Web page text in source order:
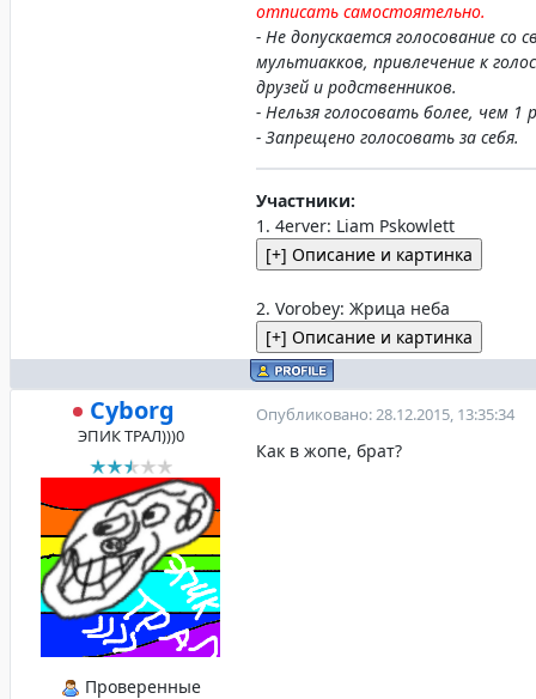
отписать самостоятельно.
- Не допускается голосование со
мультиакков, привлечение к
друзей и родственников.
- Нельзя голосовать более, чем 1
- Запрещено голосовать за себя.
Участники:
1. 4erver: Liam Pskowlett
2. Vorobey: Жрица неба
Cyborg
ЭПИК ТРАЛ)))0
Проверенные
Опубликовано: 28.12.2015, 13:35:34
Как в жопе, брат?